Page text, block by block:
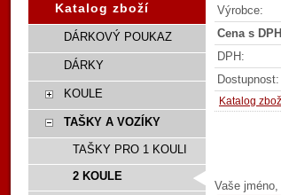
Výrobce:
Cena s
DPH:
Dostupnost:
Katalog
Vaše
Katalog zboží
DÁRKOVÝ POUKAZ
DÁRKY
KOULE
TAŠKY A VOZÍKY
TAŠKY PRO 1 KOULI
2 KOULE